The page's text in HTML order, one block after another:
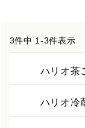
3件中 1-3件表示
ハリオ茶
ハリオ冷